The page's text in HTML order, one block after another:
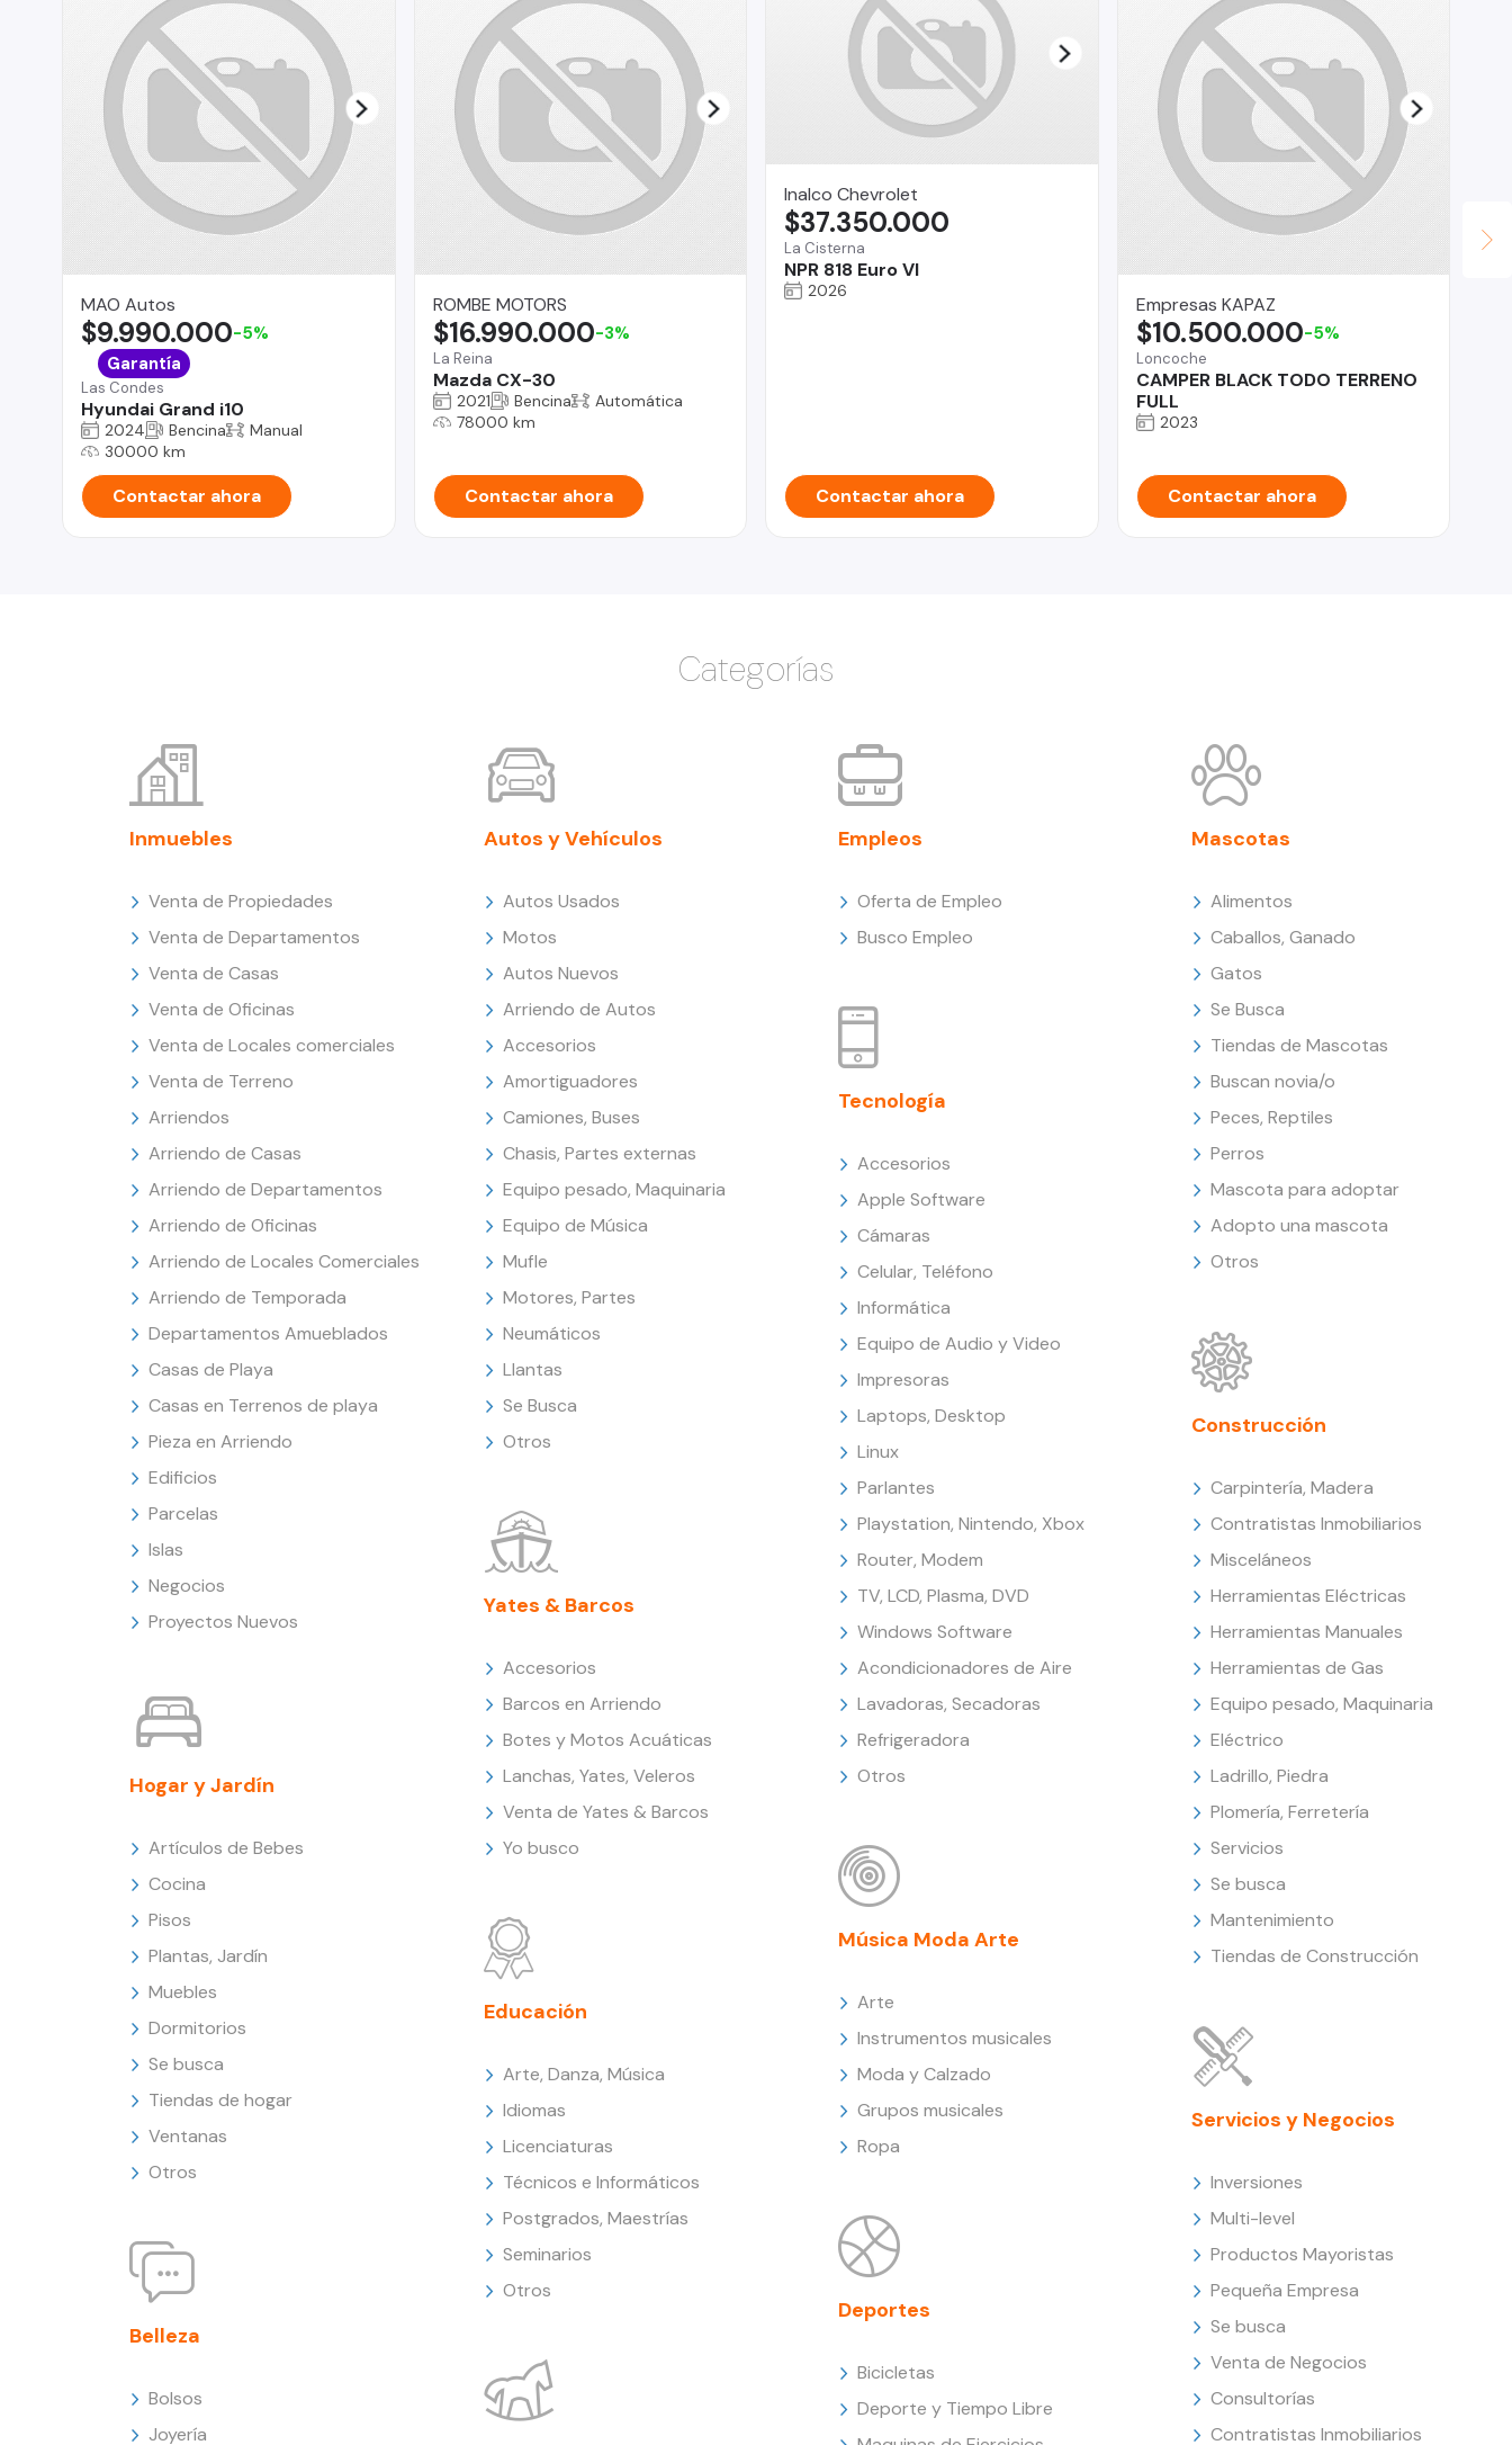
MAO Autos
Las Condes
Hyundai Grand i10
$9.990.000-5%
Garantía
2024 Bencina
Manual
30000 km
Contactar ahora
ROMBE MOTORS
La Reina
Mazda CX-30
$16.990.000-3%
2021 Bencina
Automática
78000 km
Contactar ahora
Inalco Chevrolet
La Cisterna
NPR 818 Euro VI
$37.350.000
2026
Contactar ahora
Empresas KAPAZ
Loncoche
CAMPER BLACK TODO TERRENO
FULL
$10.500.000-5%
2023
Contactar ahora
La
Categorías
Inmuebles
Venta de Propiedades
Venta de Departamentos
Venta de Casas
Venta de Oficinas
Venta de Locales comerciales
Venta de Terreno
Arriendos
Arriendo de Casas
Arriendo de Departamentos
Arriendo de Oficinas
Arriendo de Locales Comerciales
Arriendo de Temporada
Departamentos Amueblados
Casas de Playa
Casas en Terrenos de playa
Pieza en Arriendo
Edificios
Parcelas
Islas
Negocios
Proyectos Nuevos
Hogar y Jardín
Artículos de Bebes
Cocina
Pisos
Plantas, Jardín
Muebles
Dormitorios
Se busca
Tiendas de hogar
Ventanas
Otros
Belleza
Bolsos
Joyería
Autos y Vehículos
Autos Usados
Motos
Autos Nuevos
Arriendo de Autos
Accesorios
Amortiguadores
Camiones, Buses
Chasis, Partes externas
Equipo pesado, Maquinaria
Equipo de Música
Mufle
Motores, Partes
Neumáticos
Llantas
Se Busca
Otros
Yates & Barcos
Accesorios
Barcos en Arriendo
Botes y Motos Acuáticas
Lanchas, Yates, Veleros
Venta de Yates & Barcos
Yo busco
Educación
Arte, Danza, Música
Idiomas
Licenciaturas
Técnicos e Informáticos
Postgrados, Maestrías
Seminarios
Otros
Empleos
Oferta de Empleo
Busco Empleo
Tecnología
Accesorios
Apple Software
Cámaras
Celular, Teléfono
Informática
Equipo de Audio y Video
Impresoras
Laptops, Desktop
Linux
Parlantes
Playstation, Nintendo, Xbox
Router, Modem
TV, LCD, Plasma, DVD
Windows Software
Acondicionadores de Aire
Lavadoras, Secadoras
Refrigeradora
Otros
Música Moda Arte
Arte
Instrumentos musicales
Moda y Calzado
Grupos musicales
Ropa
Deportes
Bicicletas
Deporte y Tiempo Libre
Mascotas
Alimentos
Caballos, Ganado
Gatos
Se Busca
Tiendas de Mascotas
Buscan novia/o
Peces, Reptiles
Perros
Mascota para adoptar
Adopto una mascota
Otros
Construcción
Carpintería, Madera
Contratistas Inmobiliarios
Misceláneos
Herramientas Eléctricas
Herramientas Manuales
Herramientas de Gas
Equipo pesado, Maquinaria
Eléctrico
Ladrillo, Piedra
Plomería, Ferretería
Servicios
Se busca
Mantenimiento
Tiendas de Construcción
Servicios y Negocios
Inversiones
Multi-level
Productos Mayoristas
Pequeña Empresa
Se busca
Venta de Negocios
Consultorías
Contratistas Inmobiliarios